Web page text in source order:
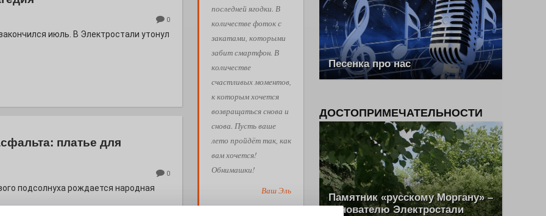
последней ягодки. В
количестве фоток с
закатами, которыми
забит смартфон. В
количестве
счастливых моментов,
к которым хочется
возвращаться снова и
снова. Пусть ваше
лето пройдёт так, как
вам хочется!
Обнимашки!
Ваш Эль
0
июль. В Электростали утонул
платье для
0
подсолнуха рождается народная
Песенка про нас
ДОСТОПРИМЕЧАТЕЛЬНОСТИ
Памятник «русскому Моргану» –
основателю Электростали